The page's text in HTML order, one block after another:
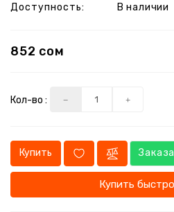
Акции
Производители
Доступность:
В наличии
852 сом
Кол-во :
Купить
Купить быстро